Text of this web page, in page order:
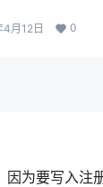
4月12日 0
因为要写入注